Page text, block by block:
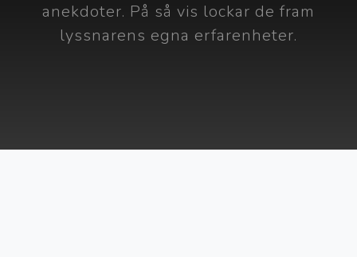
anekdoter. På så vis lockar de fram
lyssnarens egna erfarenheter.